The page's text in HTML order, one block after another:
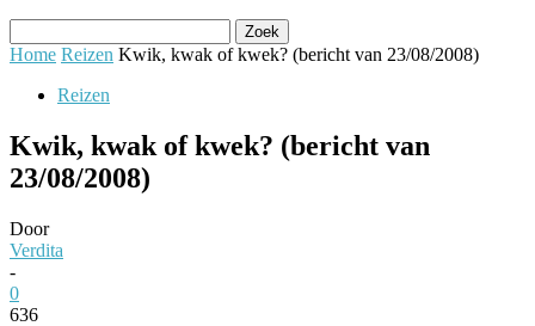
Home Reizen Kwik, kwak of kwek? (bericht van 23/08/2008)
Reizen
Kwik, kwak of kwek? (bericht van
23/08/2008)
Door
Verdita
-
0
636